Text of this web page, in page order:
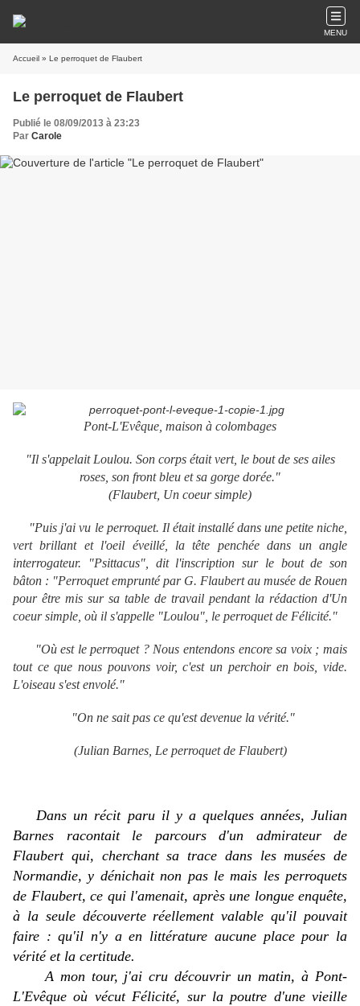
MENU
Accueil » Le perroquet de Flaubert
Le perroquet de Flaubert
Publié le 08/09/2013 à 23:23
Par Carole
Pont-L'Evêque, maison à colombages
"Il s'appelait Loulou. Son corps était vert, le bout de ses ailes
roses, son front bleu et sa gorge dorée."
(Flaubert, Un coeur simple)
"Puis j'ai vu le perroquet. Il était installé dans une petite niche,
vert brillant et l'oeil éveillé, la tête penchée dans un angle
interrogateur. "Psittacus", dit l'inscription sur le bout de son
bâton : "Perroquet emprunté par G. Flaubert au musée de Rouen
pour être mis sur sa table de travail pendant la rédaction d'Un
coeur simple , où il s'appelle "Loulou", le perroquet de Félicité."
"Où est le perroquet ? Nous entendons encore sa voix ; mais
tout ce que nous pouvons voir, c'est un perchoir en bois, vide.
L'oiseau s'est envolé."
"On ne sait pas ce qu'est devenue la vérité."
(Julian Barnes, Le perroquet de Flaubert)
Dans un récit paru il y a quelques années, Julian
Barnes racontait le parcours d'un admirateur de
Flaubert qui, cherchant sa trace dans les musées de
Normandie, y dénichait non pas lemais lesperroquets
de Flaubert, ce qui l'amenait, après une longue enquête,
à la seule découverte réellement valable qu'il pouvait
faire : qu'il n'y a en littérature aucune place pour la
vérité et la certitude.
A mon tour, j'ai cru découvrir un matin, à Pont-
L'Evêque où vécutFélicité, sur la poutre d'une vieille